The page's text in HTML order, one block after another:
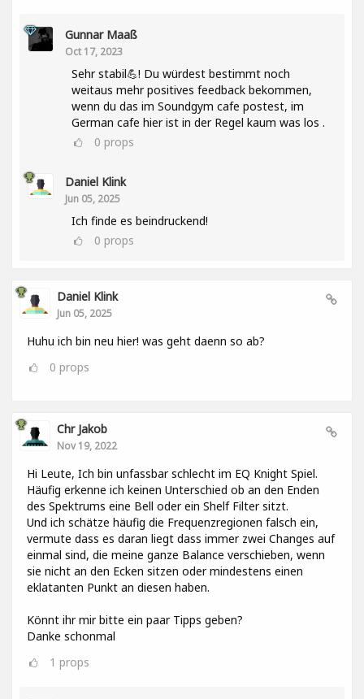
Gunnar Maaß
Oct 17, 2023
Sehr stabil💪! Du würdest bestimmt noch
weitaus mehr positives feedback bekommen,
wenn du das im Soundgym cafe postest, im
German cafe hier ist in der Regel kaum was los .
0 props
Daniel Klink
Jun 05, 2025
Ich finde es beindruckend!
0 props
Daniel Klink
Jun 05, 2025
Huhu ich bin neu hier! was geht daenn so ab?
0 props
Chr Jakob
Nov 19, 2022
Hi Leute, Ich bin unfassbar schlecht im EQ Knight Spiel.
Häufig erkenne ich keinen Unterschied ob an den Enden
des Spektrums eine Bell oder ein Shelf Filter sitzt.
Und ich schätze häufig die Frequenzregionen falsch ein,
vermute dass es daran liegt dass immer zwei Changes auf
einmal sind, die meine ganze Balance verschieben, wenn
sie nicht an den Ecken sitzen oder mindestens einen
eklatanten Punkt an diesen haben.
Könnt ihr mir bitte ein paar Tipps geben?
Danke schonmal
1 props